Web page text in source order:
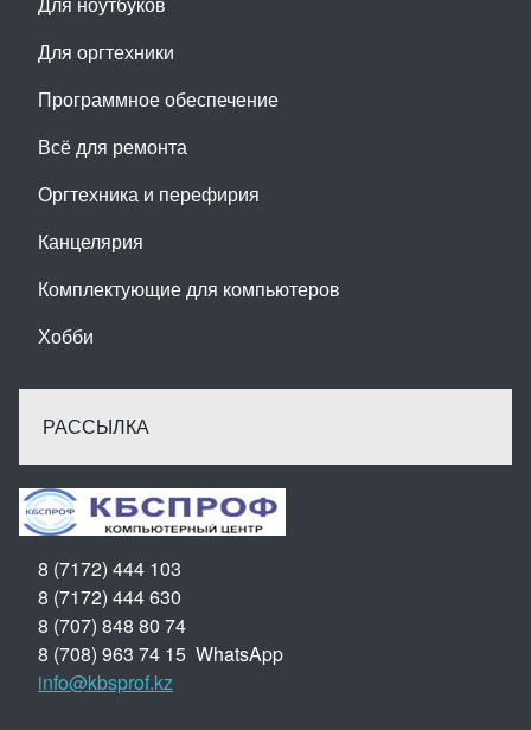
Для оргтехники
Программное обеспечение
Всё для ремонта
Оргтехника и перефирия
Канцелярия
Комплектующие для компьютеров
Хобби
РАССЫЛКА
8 (7172) 444 103
8 (7172) 444 630
8 (707) 848 80 74
8 (708) 963 74 15 WhatsApp
info@kbsprof.kz